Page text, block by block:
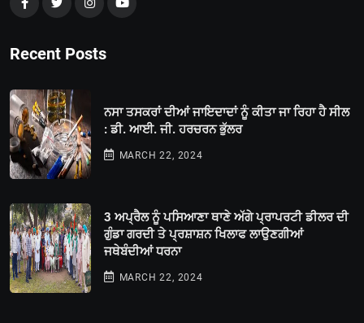
Recent Posts
ਨਸਾ ਤਸਕਰਾਂ ਦੀਆਂ ਜਾਇਦਾਦਾਂ ਨੂੰ ਕੀਤਾ ਜਾ ਰਿਹਾ ਹੈ ਸੀਲ
: ਡੀ. ਆਈ. ਜੀ. ਹਰਚਰਨ ਭੁੱਲਰ
MARCH 22, 2024
3 ਅਪ੍ਰੈਲ ਨੂੰ ਪਸਿਆਣਾ ਥਾਣੇ ਅੱਗੇ ਪ੍ਰਾਪਰਟੀ ਡੀਲਰ ਦੀ
ਗੁੰਡਾ ਗਰਦੀ ਤੇ ਪ੍ਰਸ਼ਾਸ਼ਨ ਖਿਲਾਫ ਲਾਉਣਗੀਆਂ
ਜਥੇਬੰਦੀਆਂ ਧਰਨਾ
MARCH 22, 2024